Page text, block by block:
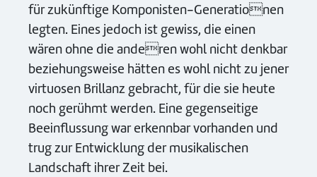
für zukünftige Komponisten-Generationen
legten. Eines jedoch ist gewiss, die einen
wären ohne die anderen wohl nicht denkbar
beziehungsweise hätten es wohl nicht zu jener
virtuosen Brillanz gebracht, für die sie heute
noch gerühmt werden. Eine gegenseitige
Beeinflussung war erkennbar vorhanden und
trug zur Entwicklung der musikalischen
Landschaft ihrer Zeit bei.